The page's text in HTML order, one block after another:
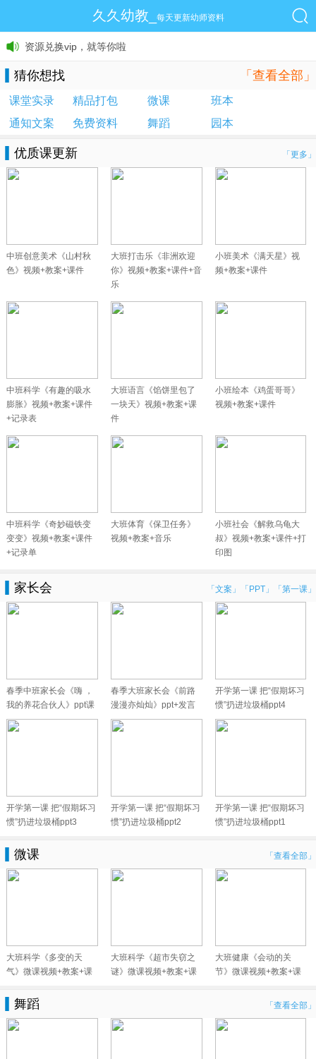
久久幼教_ 每天更新幼师资料
资源兑换vip，就等你啦
「查看全部」
猜你想找
课堂实录 精品打包 微课
班本
通知文案
免费资料 舞蹈 园本
「更多」
优质课更新
中班创意美术《山村秋
色》视频+教案+课件
大班打击乐《非洲欢迎
你》视频+教案+课件+音
乐
小班美术《满天星》视
频+教案+课件
中班科学《有趣的吸水
膨胀》视频+教案+课件
+记录表
大班语言《馅饼里包了
一块天》视频+教案+课
件
小班绘本《鸡蛋哥哥》
视频+教案+课件
中班科学《奇妙磁铁变
变变》视频+教案+课件
+记录单
大班体育《保卫任务》
视频+教案+音乐
小班社会《解救乌龟大
叔》视频+教案+课件+打
印图
「第一课」
「PPT」
「文案」
家长会
春季中班家长会《嗨 ，
我的养花合伙人》ppt课
件+发言
春季大班家长会《前路
漫漫亦灿灿》ppt+发言
稿
开学第一课 把“假期坏习
惯”扔进垃圾桶ppt4
开学第一课 把“假期坏习
惯”扔进垃圾桶ppt3
开学第一课 把“假期坏习
惯”扔进垃圾桶ppt2
开学第一课 把“假期坏习
惯”扔进垃圾桶ppt1
「查看全部」
微课
大班科学《多变的天
气》微课视频+教案+课
大班科学《超市失窃之
谜》微课视频+教案+课
大班健康《会动的关
节》微课视频+教案+课
「查看全部」
舞蹈